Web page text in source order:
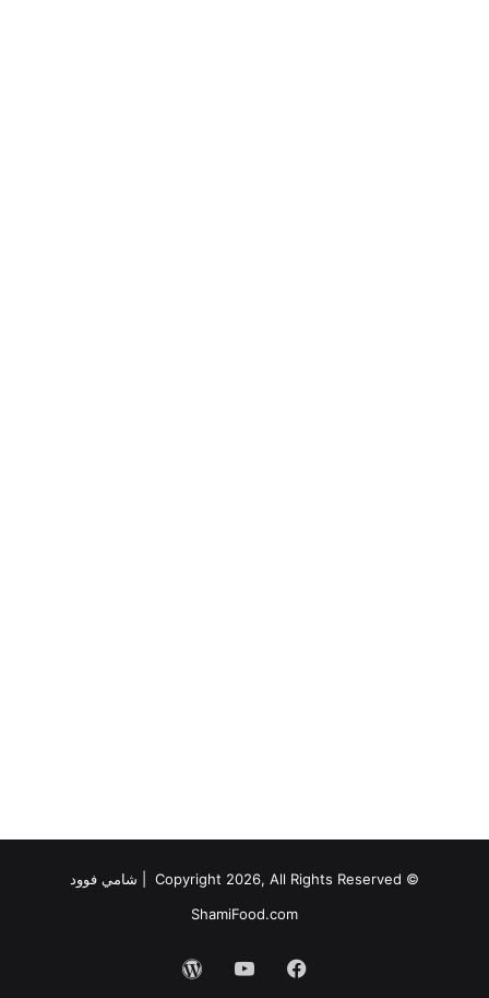
© Copyright 2026, All Rights Reserved |
شامي فوود
ShamiFood.com
فيسبوك‫YouTube
‫WordPress